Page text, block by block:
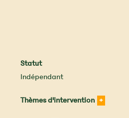
Statut
Indépendant
Thèmes d'intervention